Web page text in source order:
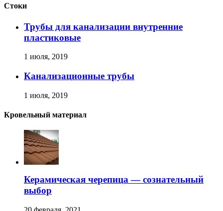
Стоки
Трубы для канализации внутренние
пластиковые
1 июля, 2019
Канализационные трубы
1 июля, 2019
Кровельный материал
Керамическая черепица — сознательный
выбор